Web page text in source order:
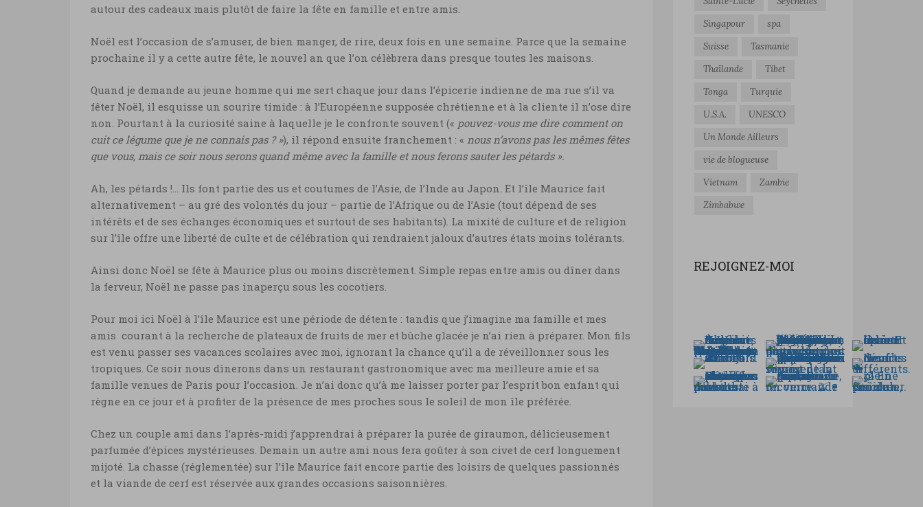
autour des cadeaux mais plutôt de faire la fête en famille et entre amis.
Noël est l’occasion de s’amuser, de bien manger, de rire, deux fois en une semaine. Parce que la semaine
prochaine il y a cette autre fête, le nouvel an que l’on célèbrera dans presque toutes les maisons.
Quand je demande au jeune homme qui me sert chaque jour dans l’épicerie indienne de ma rue s’il va
fêter Noël, il esquisse un sourire timide : à l’Européenne supposée chrétienne et à la cliente il n’ose dire
non. Pourtant à la curiosité saine à laquelle je le confronte souvent (« pouvez-vous me dire comment on
cuit ce légume que je ne connais pas ? »), il répond ensuite franchement : « nous n’avons pas les mêmes fêtes
que vous, mais ce soir nous serons quand même avec la famille et nous ferons sauter les pétards ».
Ah, les pétards !… Ils font partie des us et coutumes de l’Asie, de l’Inde au Japon. Et l’île Maurice fait
alternativement – au gré des volontés du jour – partie de l’Afrique ou de l’Asie (tout dépend de ses
intérêts et de ses échanges économiques et surtout de ses habitants). La mixité de culture et de religion
sur l’île offre une liberté de culte et de célébration qui rendraient jaloux d’autres états moins tolérants.
Ainsi donc Noël se fête à Maurice plus ou moins discrètement. Simple repas entre amis ou dîner dans
la ferveur, Noël ne passe pas inaperçu sous les cocotiers.
Pour moi ici Noël à l’île Maurice est une période de détente : tandis que j’imagine ma famille et mes
amis courant à la recherche de plateaux de fruits de mer et bûche glacée je n’ai rien à préparer. Mon fils
est venu passer ses vacances scolaires avec moi, ignorant la chance qu’il a de réveillonner sous les
tropiques. Ce soir nous dînerons dans un restaurant gastronomique avec ma meilleure amie et sa
famille venues de Paris pour l’occasion. Je n’ai donc qu’à me laisser porter par l’esprit bon enfant qui
règne en ce jour et à profiter de la présence de mes proches sous le soleil de mon île préférée.
Chez un couple ami dans l’après-midi j’apprendrai à préparer la purée de giraumon, délicieusement
parfumée d’épices mystérieuses. Demain un autre ami nous fera goûter à son civet de cerf longuement
mijoté. La chasse (réglementée) sur l’île Maurice fait encore partie des loisirs de quelques passionnés
et la viande de cerf est réservée aux grandes occasions saisonnières.
Singapour
spa
Suisse
Tasmanie
Thaïlande
Tibet
Tonga
Turquie
U.S.A.
UNESCO
Un Monde Ailleurs
vie de blogueuse
Vietnam
Zambie
Zimbabwe
REJOIGNEZ-MOI